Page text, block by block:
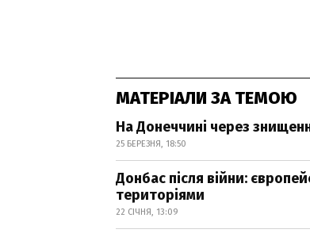
МАТЕРІАЛИ ЗА ТЕМОЮ
На Донеччині через
25 БЕРЕЗНЯ, 18:50
Донбас після війни:
територіями
22 СІЧНЯ, 13:09